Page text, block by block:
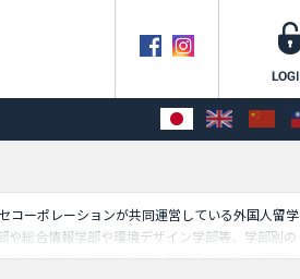
コーポレーションが共同運営している外国人留学
総合情報学部や環境デザイン学部等、学部別の
ている約1,300校の大学・大学院・短大・専門学